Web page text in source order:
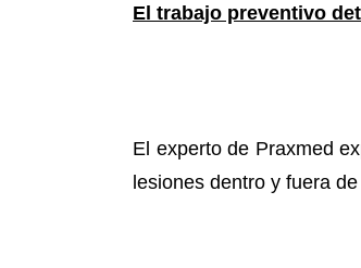
El trabajo preventivo
El experto de Praxmed
lesiones dentro y fuera